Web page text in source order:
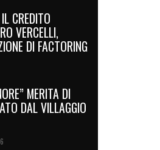
CREDITO
VERCELLI,
DI FACTORING
MERITA DI
DAL VILLAGGIO